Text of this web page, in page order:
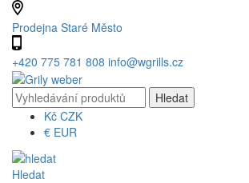
Prodejna Staré Město
+420 775 781 808 info@wgrills.cz
Kč CZK
€ EUR
Hledat